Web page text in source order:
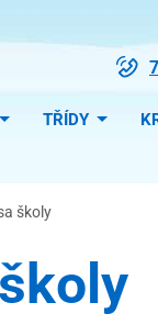
TŘÍDY
školy